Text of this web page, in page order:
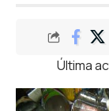
Última